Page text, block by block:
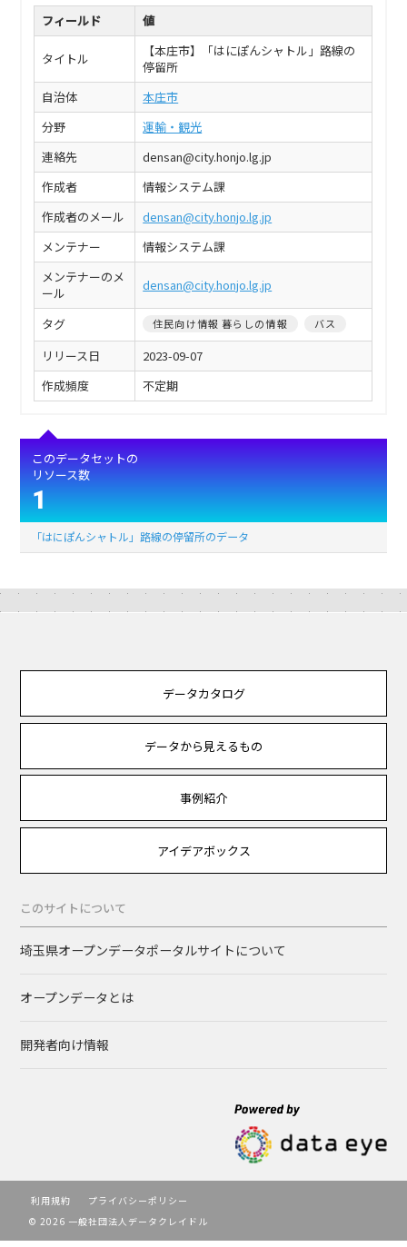
フィールド 値
タイトル
【本庄市】「はにぽんシャトル」路線の
停留所
自治体
本庄市
分野
運輸・観光
連絡先
densan@city.honjo.lg.jp
作成者
情報システム課
作成者のメール
densan@city.honjo.lg.jp
メンテナー
情報システム課
メンテナーのメ
ール
densan@city.honjo.lg.jp
タグ 住民向け情報 暮らしの情報 バス
リリース日
2023-09-07
作成頻度
不定期
このデータセットの
リソース数
1
「はにぽんシャトル」路線の停留所のデータ
データカタログ
データから見えるもの
事例紹介
アイデアボックス
このサイトについて
埼玉県オープンデータポータルサイトについて
オープンデータとは
開発者向け情報
利用規約
プライバシーポリシー
© 2026 一般社団法人データクレイドル